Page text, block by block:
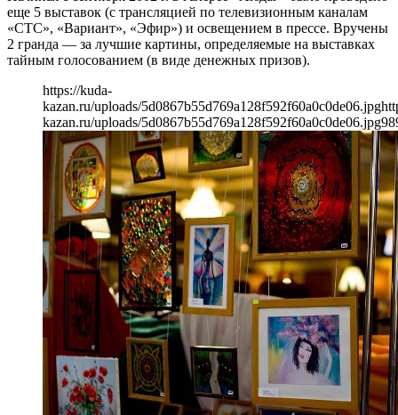
еще 5 выставок (с трансляцией по телевизионным каналам
«СТС», «Вариант», «Эфир») и освещением в прессе. Вручены
2 гранда — за лучшие картины, определяемые на выставках
тайным голосованием (в виде денежных призов).
https://kuda-
kazan.ru/uploads/5d0867b55d769a128f592f60a0c0de06.jpg
kazan.ru/uploads/5d0867b55d769a128f592f60a0c0de06.jpg